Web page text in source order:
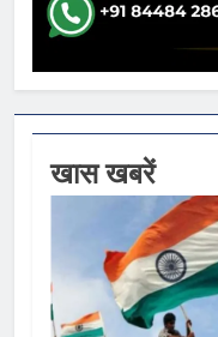
खास खबरें